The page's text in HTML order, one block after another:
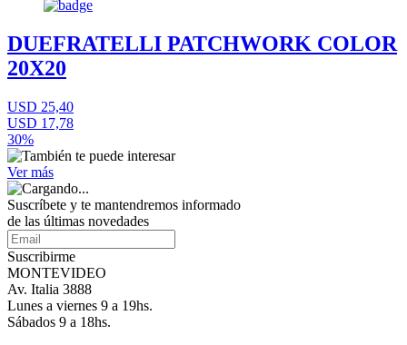
DUEFRATELLI PATCHWORK COLOR
20X20
USD 25,40
USD 17,78
30%
Ver más
Suscríbete y te mantendremos informado
de las últimas novedades
Suscribirme
MONTEVIDEO
Av. Italia 3888
Lunes a viernes 9 a 19hs.
Sábados 9 a 18hs.